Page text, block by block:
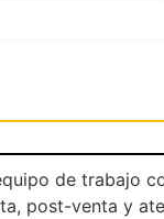
de trabajo
post-venta y